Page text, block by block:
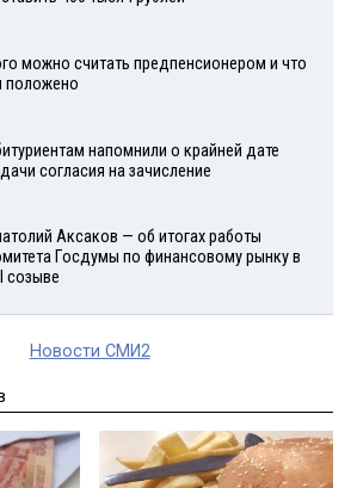
можно считать предпенсионером и что
положено
напомнили о крайней дате
согласия на зачисление
Аксаков — об итогах работы
Госдумы по финансовому рынку в
созыве
Новости СМИ2